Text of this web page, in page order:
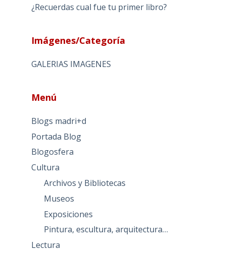
¿Recuerdas cual fue tu primer libro?
Imágenes/Categoría
GALERIAS IMAGENES
Menú
Blogs madri+d
Portada Blog
Blogosfera
Cultura
Archivos y Bibliotecas
Museos
Exposiciones
Pintura, escultura, arquitectura…
Lectura